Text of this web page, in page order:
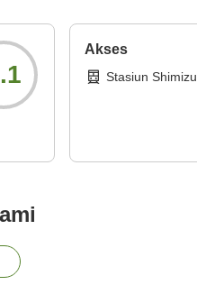
Akses
Stasiun Shimizu